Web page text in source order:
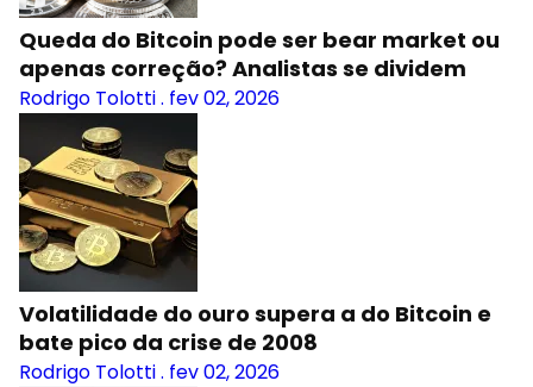
Queda do Bitcoin pode ser bear market ou
apenas correção? Analistas se dividem
Rodrigo Tolotti. fev 02, 2026
Volatilidade do ouro supera a do Bitcoin e
bate pico da crise de 2008
Rodrigo Tolotti. fev 02, 2026